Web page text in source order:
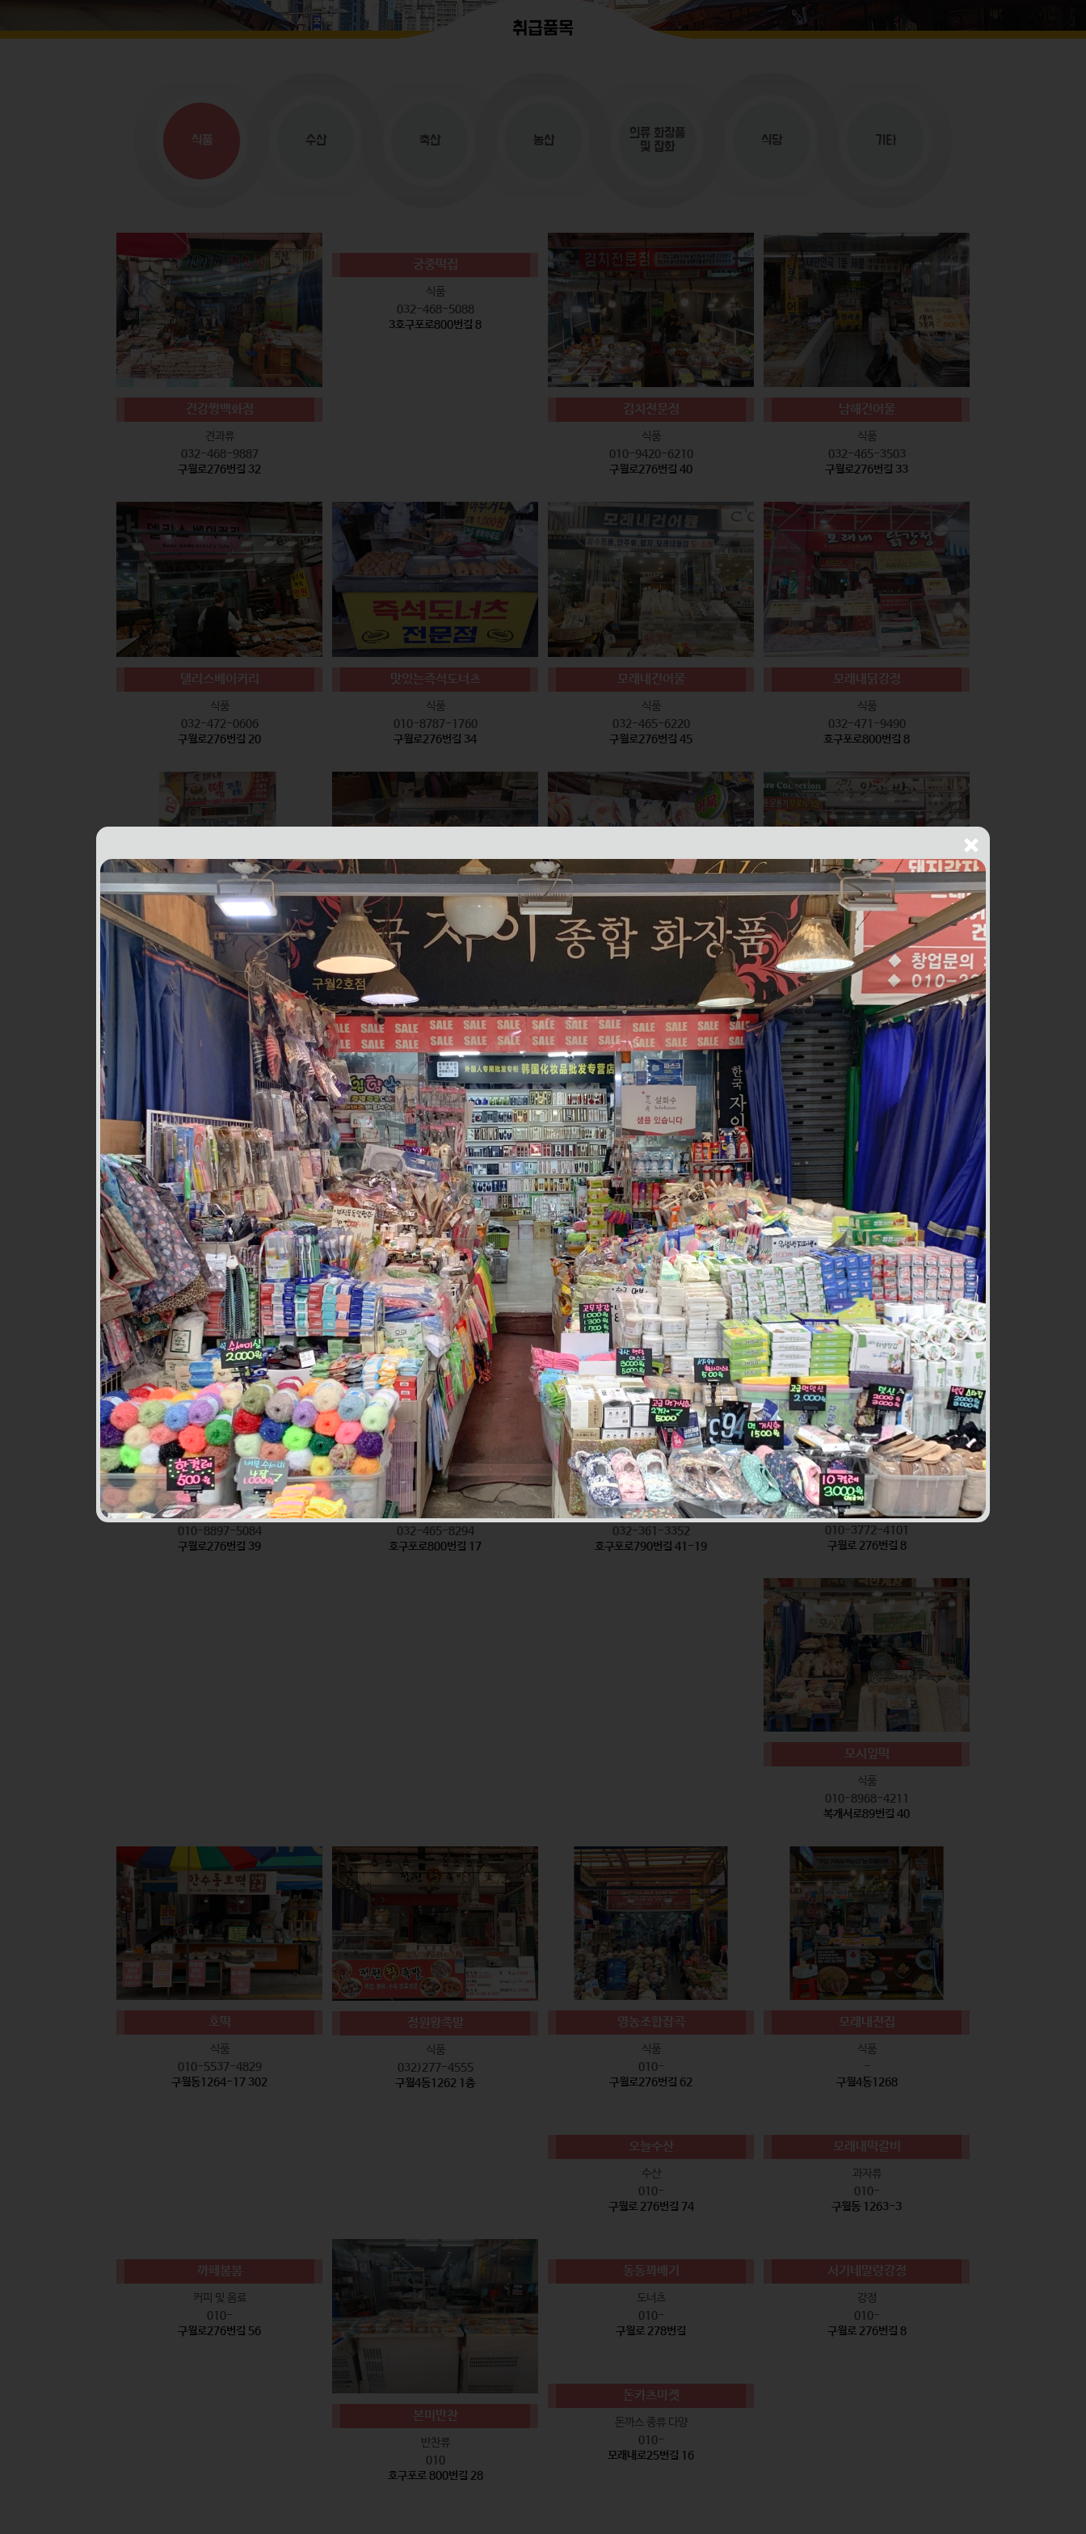
취급품목
식품 수산 축산 농산
의류 화장품
및 잡화
식당 기타
건강짱백화점
견과류
032-468-9887
구월로276번길 32
궁중떡집
식품
032-468-5088
3호구포로800번길 8
김치전문점
식품
010-9420-6210
구월로276번길 40
남해건어물
식품
032-465-3503
구월로276번길 33
델리스베이커리
식품
032-472-0606
구월로276번길 20
맛있는즉석도너츠
식품
010-8787-1760
구월로276번길 34
모래내건어물
식품
032-465-6220
구월로276번길 45
모래내닭강정
식품
032-471-9490
호구포로800번길 8
모래내떡집
식품
032-421-1000
구월로276번길 6
모래내즉석핫바
010-2626-6335
구월로276번길 61
미래반찬 / 부산어묵
구월로276번길 70 1층
싱싱건어물THE맛있는반찬
식품
010-2436-1429
구월로276번길 56
웰빙즉석손두부
식품
010-9528-3759
구월로276번길 17
윤하네건어물
식품
032-468-6024
구월로276번길 29
장수식품
식품
010-2638-2358
구월로276번길 29
전통즉석수제강정
식품
032-467-0265
호구포로800번길 28
진로할인마트앞반찬
식품
010-8897-5084
구월로276번길 39
착한탕국
식품
032-465-8294
호구포로800번길 17
형제방앗간
식품
032-361-3352
호구포로790번길 41-19
서기네 말랑강정
식품
010-3772-4101
구월로 276번길 8
모시잎떡
식품
010-8968-4211
복개서로89번길 40
호떡
식품
010-5537-4829
구월동1264-17 302
정원왕족발
식품
032)277-4555
구월4동1262 1층
영농조합잡곡
식품
010-
구월로276번길 62
모래내전집
식품
-
구월4동1268
오늘수산
수산
010-
구월로 276번길 74
모래내떡갈비
과자류
010-
구월동 1263-3
까페봄봄
커피 및 음료
010-
구월로276번길 56
본미반찬
반찬류
010
호구포로 800번길 28
동동꽈배기
도너츠
010-
구월로 278번길
서기네말랑강정
강정
010-
구월로 276번길 8
돈카츠마켓
돈까스 종류 다양
010-
모래내로25번길 16